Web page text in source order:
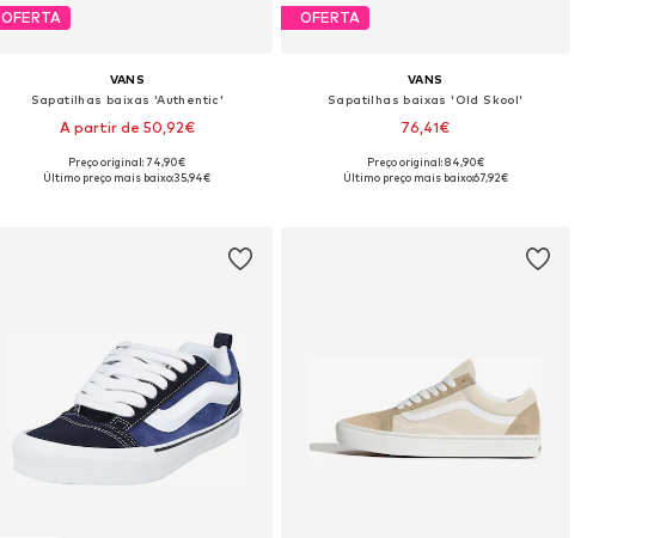
OFERTA
VANS
Sapatilhas baixas 'Authentic'
A partir de 50,92€
+ 2
Disponível em vários tamanhos
Preço original: 74,90€
Último preço mais baixo:35,94€
OFERTA
VANS
Sapatilhas baixas 'Old Skool'
76,41€
+6
Disponível em vários tamanhos
Preço original: 84,90€
Último preço mais baixo:67,92€